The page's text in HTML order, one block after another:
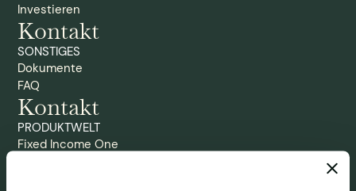
Investieren
Kontakt
SONSTIGES
Dokumente
FAQ
Kontakt
PRODUKTWELT
Fixed Income One